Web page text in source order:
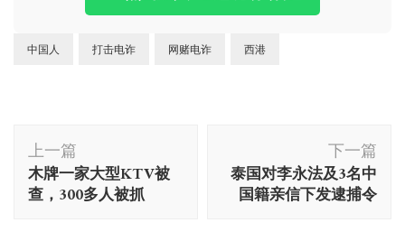
中国人 打击电诈 网赌电诈 西港
博
文
导
上一篇
木牌一家大型KTV被
查，300多人被抓
下一篇
泰国对李永法及3名中
国籍亲信下发逮捕令